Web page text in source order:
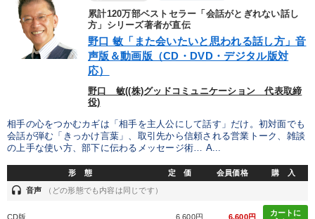
累計120万部ベストセラー「会話がとぎれない話し
方」シリーズ著者が直伝
野口 敏「また会いたいと思われる話し方」音
声版＆動画版（CD・DVD・デジタル版対
応）
野口 敏((株)グッドコミュニケーション 代表取締
役)
相手の心をつかむカギは「相手を主人公にして話す」だけ。初対面でも
会話が弾む「きっかけ言葉」、取引先から信頼される営業トーク、雑談
の上手な使い方、部下に伝わるメッセージ術… A...
形 態 定 価 会員価格 購 入
headset 音声 （どの形態でも内容は同じです）
CD版 6,600円 6,600円
カートに